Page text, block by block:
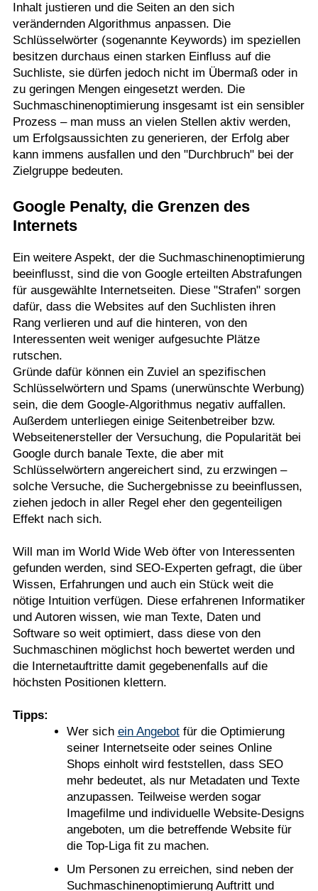
Inhalt justieren und die Seiten an den sich
verändernden Algorithmus anpassen. Die
Schlüsselwörter (sogenannte Keywords) im speziellen
besitzen durchaus einen starken Einfluss auf die
Suchliste, sie dürfen jedoch nicht im Übermaß oder in
zu geringen Mengen eingesetzt werden. Die
Suchmaschinenoptimierung insgesamt ist ein sensibler
Prozess – man muss an vielen Stellen aktiv werden,
um Erfolgsaussichten zu generieren, der Erfolg aber
kann immens ausfallen und den "Durchbruch" bei der
Zielgruppe bedeuten.
Google Penalty, die Grenzen des
Internets
Ein weitere Aspekt, der die Suchmaschinenoptimierung
beeinflusst, sind die von Google erteilten Abstrafungen
für ausgewählte Internetseiten. Diese "Strafen" sorgen
dafür, dass die Websites auf den Suchlisten ihren
Rang verlieren und auf die hinteren, von den
Interessenten weit weniger aufgesuchte Plätze
rutschen.
Gründe dafür können ein Zuviel an spezifischen
Schlüsselwörtern und Spams (unerwünschte Werbung)
sein, die dem Google-Algorithmus negativ auffallen.
Außerdem unterliegen einige Seitenbetreiber bzw.
Webseitenersteller der Versuchung, die Popularität bei
Google durch banale Texte, die aber mit
Schlüsselwörtern angereichert sind, zu erzwingen –
solche Versuche, die Suchergebnisse zu beeinflussen,
ziehen jedoch in aller Regel eher den gegenteiligen
Effekt nach sich.
Will man im World Wide Web öfter von Interessenten
gefunden werden, sind SEO-Experten gefragt, die über
Wissen, Erfahrungen und auch ein Stück weit die
nötige Intuition verfügen. Diese erfahrenen Informatiker
und Autoren wissen, wie man Texte, Daten und
Software so weit optimiert, dass diese von den
Suchmaschinen möglichst hoch bewertet werden und
die Internetauftritte damit gegebenenfalls auf die
höchsten Positionen klettern.
Tipps:
Wer sich ein Angebotfür die Optimierung
seiner Internetseite oder seines Online
Shops einholt wird feststellen, dass SEO
mehr bedeutet, als nur Metadaten und Texte
anzupassen. Teilweise werden sogar
Imagefilme und individuelle Website-Designs
angeboten, um die betreffende Website für
die Top-Liga fit zu machen.
Um Personen zu erreichen, sind neben der
Suchmaschinenoptimierung Auftritt und